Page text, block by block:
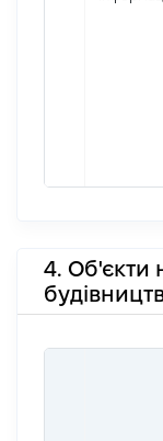
4. Об'єкти